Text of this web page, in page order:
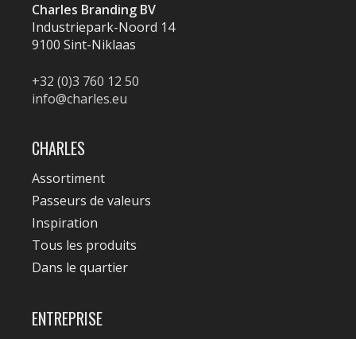
Charles Branding BV
Industriepark-Noord 14
9100 Sint-Niklaas
+32 (0)3 760 12 50
info@charles.eu
CHARLES
Assortiment
Passeurs de valeurs
Inspiration
Tous les produits
Dans le quartier
ENTREPRISE